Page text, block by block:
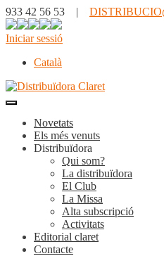
933 42 56 53 |
Iniciar sessió
Català
Novetats
Els més venuts
Distribuïdora
Qui som?
La distribuïdora
El Club
La Missa
Alta subscripció
Activitats
Editorial claret
Contacte